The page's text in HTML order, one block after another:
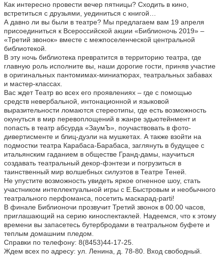
Как интересно провести вечер пятницы? Сходить в кино,
встретиться с друзьями, уединиться с книгой…
А давно ли вы были в театре? Мы предлагаем вам 19 апреля
присоединиться к Всероссийской акции «Библионочь 2019» –
«Третий звонок» вместе с межпоселенческой центральной
библиотекой.
В эту ночь библиотека превратится в территорию театра, где
главную роль исполните вы, наши дорогие гости, приняв участие
в оригинальных пантомимах-миниатюрах, театральных забавах
и мастер-классах.
Вас ждет Театр во всех его проявлениях – где с помощью
средств невербальной, интонационной и языковой
выразительности ломаются стереотипы, где есть возможность
окунуться в мир перевоплощений в жанре эдьютейнмент и
попасть в театр абсурда «ЗаумЪ», поучаствовать в фото-
дивертисменте и блиц-дуэли на мушкетах. А также взойти на
подмостки театра Карабаса-Барабаса, заглянуть в будущее с
итальянским гаданием в обществе Гранд-дамы, научиться
создавать театральный декор-фэнтези и погрузиться в
таинственный мир волшебных силуэтов в Театре Теней.
Не упустите возможность увидеть яркое огненное шоу, стать
участником интеллектуальной игры с Е.Быстровым и необычного
театрального перфоманса, посетить маскарад-parti!
В финале Библионочи прозвучит Третий звонок в 00.00 часов,
приглашающий на серию киноспектаклей. Надеемся, что к этому
времени вы запасетесь бутербродами в театральном буфете и
теплым домашним пледом.
Справки по телефону: 8(8453)44-17-25.
Ждем всех по адресу: ул. Ленина, д. 78-80. Вход свободный.